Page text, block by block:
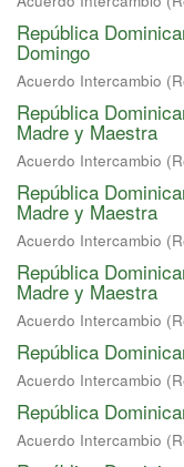
República
Domingo
Acuerdo Intercambio (
República
Madre y Maestra
Acuerdo Intercambio (
República
Madre y Maestra
Acuerdo Intercambio (
República
Madre y Maestra
Acuerdo Intercambio (
República
Acuerdo Intercambio (
República
Acuerdo Intercambio (